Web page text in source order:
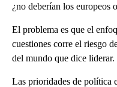
¿no deberían los europeos
El problema es que el
cuestiones corre el riesgo
del mundo que dice liderar.
Las prioridades de política